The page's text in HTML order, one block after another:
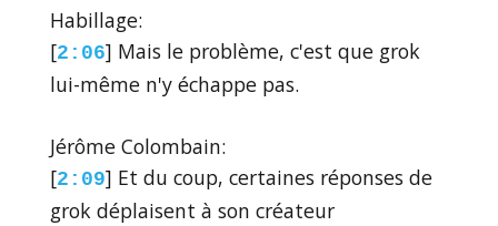
Habillage:
[2:06] Mais le problème, c'est que grok
lui-même n'y échappe pas.
Jérôme Colombain:
[2:09] Et du coup, certaines réponses de
grok déplaisent à son créateur